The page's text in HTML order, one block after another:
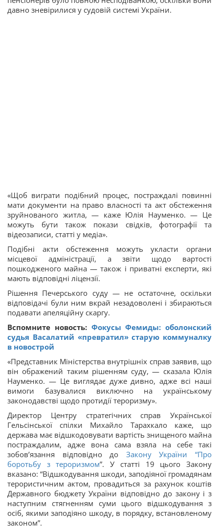
давно зневірилися у судовій системі України.
«Щоб виграти подібний процес, постраждалі повинні
мати документи на право власності та акт обстеження
зруйнованого житла, — каже Юлія Науменко. — Це
можуть бути також покази свідків, фотографії та
відеозаписи, статті у медіа».
Подібні акти обстеження можуть укласти органи
місцевої адміністрації, а звіти щодо вартості
пошкодженого майна — також і приватні експерти, які
мають відповідні ліцензії.
Рішення Печерського суду — не остаточне, оскільки
відповідачі були ним вкрай незадоволені і збираються
подавати апеляційну скаргу.
Вспомните новость: Фокусы Фемиды: оболонский
судья Васалатий «превратил» старую коммуналку
в новострой
«Представник Міністерства внутрішніх справ заявив, що
він ображений таким рішенням суду, — сказала Юлія
Науменко. — Це виглядає дуже дивно, адже всі наші
вимоги базувалися виключно на українському
законодавстві щодо протидії тероризму».
Директор Центру стратегічних справ Української
Гельсінської спілки Михайло Тарахкало каже, що
держава має відшкодовувати вартість знищеного майна
постраждалим, адже вона сама взяла на себе такі
зобов’язання відповідно до Закону України “Про
боротьбу з тероризмом”. У статті 19 цього Закону
вказано: “Відшкодування шкоди, заподіяної громадянам
терористичним актом, провадиться за рахунок коштів
Державного бюджету України відповідно до закону і з
наступним стягненням суми цього відшкодування з
осіб, якими заподіяно шкоду, в порядку, встановленому
законом”.